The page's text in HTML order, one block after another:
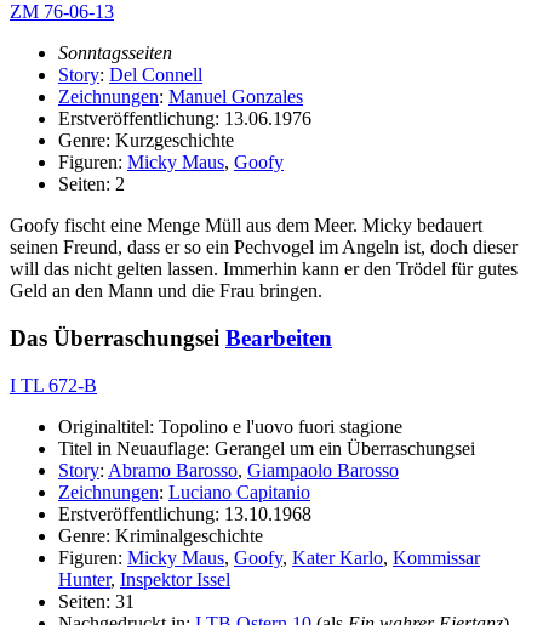
ZM 76-06-13
Sonntagsseiten
Story: Del Connell
Zeichnungen: Manuel Gonzales
Erstveröffentlichung: 13.06.1976
Genre: Kurzgeschichte
Figuren: Micky Maus, Goofy
Seiten: 2
Goofy fischt eine Menge Müll aus dem Meer. Micky bedauert
seinen Freund, dass er so ein Pechvogel im Angeln ist, doch dieser
will das nicht gelten lassen. Immerhin kann er den Trödel für gutes
Geld an den Mann und die Frau bringen.
Das Überraschungsei Bearbeiten
I TL 672-B
Originaltitel: Topolino e l'uovo fuori stagione
Titel in Neuauflage: Gerangel um ein Überraschungsei
Story: Abramo Barosso, Giampaolo Barosso
Zeichnungen: Luciano Capitanio
Erstveröffentlichung: 13.10.1968
Genre: Kriminalgeschichte
Figuren: Micky Maus, Goofy, Kater Karlo, Kommissar
Hunter, Inspektor Issel
Seiten: 31